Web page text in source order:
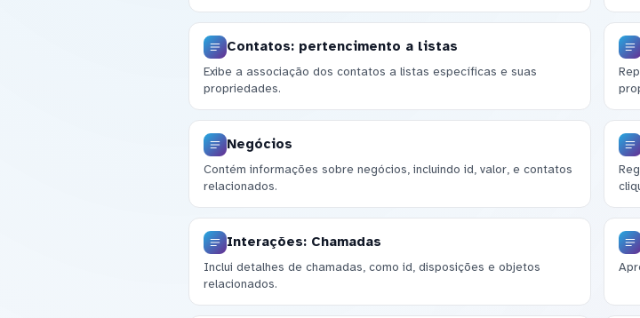
Contatos: pertencimento a listas
Exibe a associação dos contatos a listas específicas e suas
propriedades.
Negócios
Contém informações sobre negócios, incluindo id, valor, e contatos
relacionados.
Interações: Chamadas
Inclui detalhes de chamadas, como id, disposições e objetos
relacionados.